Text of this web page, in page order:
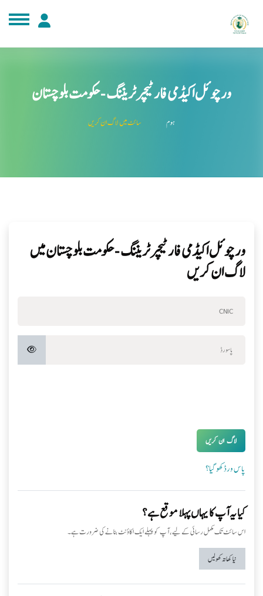
ورچوئل اکیڈمی فار ٹیچر ٹریننگ - حکومت بلوچستان
ہوم سائٹ میں لاگ ان کریں
ورچوئل اکیڈمی فار ٹیچر ٹریننگ - حکومت بلوچستان میں
لاگ ان کریں
لاگ ان کریں
پاس ورڈ کھو گیا؟
کیا یہ آپ کا یہاں پہلا موقع ہے؟
اس سائٹ تک مکمل رسائی کے لیے، آپ کو پہلے ایک اکاؤنٹ بنانے کی ضرورت ہے۔
نیا کھاتہ کھولیں